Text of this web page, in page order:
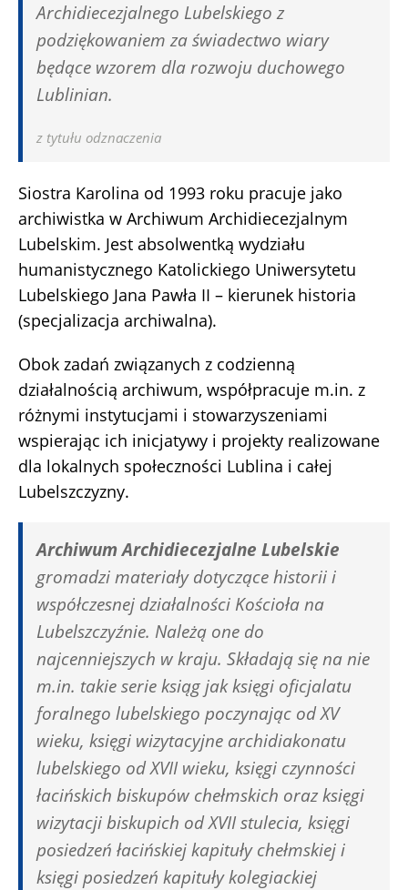
Archidiecezjalnego Lubelskiego z
podziękowaniem za świadectwo wiary
będące wzorem dla rozwoju duchowego
Lublinian.
z tytułu odznaczenia
Siostra Karolina od 1993 roku pracuje jako
archiwistka w Archiwum Archidiecezjalnym
Lubelskim. Jest absolwentką wydziału
humanistycznego Katolickiego Uniwersytetu
Lubelskiego Jana Pawła II – kierunek historia
(specjalizacja archiwalna).
Obok zadań związanych z codzienną
działalnością archiwum, współpracuje m.in. z
różnymi instytucjami i stowarzyszeniami
wspierając ich inicjatywy i projekty realizowane
dla lokalnych społeczności Lublina i całej
Lubelszczyzny.
Archiwum Archidiecezjalne Lubelskie
gromadzi materiały dotyczące historii i
współczesnej działalności Kościoła na
Lubelszczyźnie. Należą one do
najcenniejszych w kraju. Składają się na nie
m.in. takie serie ksiąg jak księgi oficjalatu
foralnego lubelskiego poczynając od XV
wieku, księgi wizytacyjne archidiakonatu
lubelskiego od XVII wieku, księgi czynności
łacińskich biskupów chełmskich oraz księgi
wizytacji biskupich od XVII stulecia, księgi
posiedzeń łacińskiej kapituły chełmskiej i
księgi posiedzeń kapituły kolegiackiej